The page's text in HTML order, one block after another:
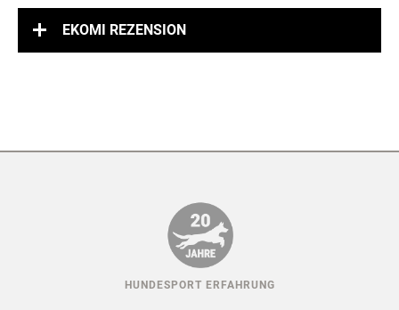
EKOMI REZENSION
HUNDESPORT ERFAHRUNG